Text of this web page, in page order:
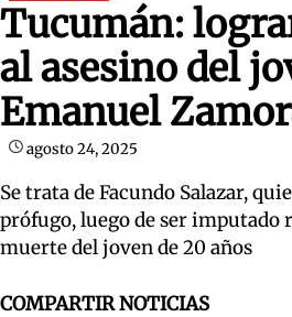
Tucumán:
al asesino del
Emanuel
agosto 24, 2025
Se trata de Facundo Salazar,
prófugo, luego de ser imputado
muerte del joven de 20 años
COMPARTIR NOTICIAS